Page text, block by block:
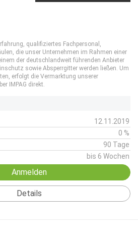
qualifiziertes Fachpersonal,
die unser Unternehmen im Rahmen einer
der deutschlandweit führenden Anbieter
sowie Absperrgitter werden ließen. Um
erfolgt die Vermarktung unserer
IMPAG direkt.
12.11.2019
0 %
90 Tage
bis 6 Wochen
Anmelden
Details